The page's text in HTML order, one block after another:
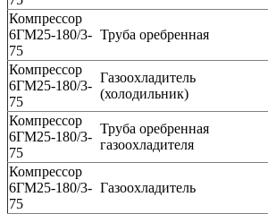
Компрессор
6ГМ25-180/3-
75
Труба оребренная
Компрессор
6ГМ25-180/3-
75
Газоохладитель
(холодильник)
Компрессор
6ГМ25-180/3-
75
Труба оребренная
газоохладителя
Компрессор
6ГМ25-180/3-
75
Газоохладитель